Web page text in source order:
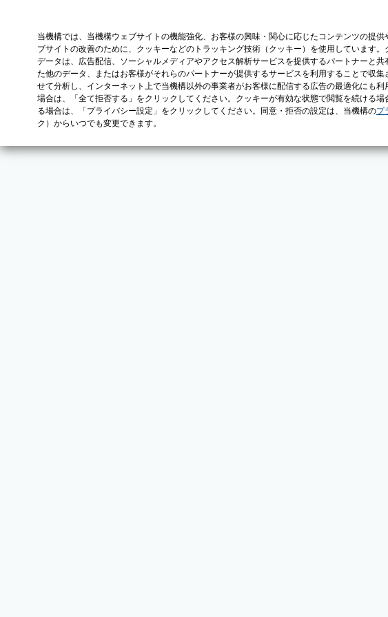
当機構では、当機構ウェブサイトの機能強化、お客様の興味・関心に応じたコンテンツの提
ブサイトの改善のために、クッキーなどのトラッキング技術（クッキー）を使用しています
データは、広告配信、ソーシャルメディアやアクセス解析サービスを提供するパートナーと
た他のデータ、またはお客様がそれらのパートナーが提供するサービスを利用することで収
せて分析し、インターネット上で当機構以外の事業者がお客様に配信する広告の最適化にも
場合は、「全て拒否する」をクリックしてください。クッキーが有効な状態で閲覧を続ける
る場合は、「プライバシー設定」をクリックしてください。同意・拒否の設定は、当機構のプ
ク）からいつでも変更できます。